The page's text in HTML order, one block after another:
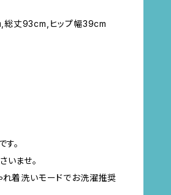
総丈93cm,ヒップ幅39cm
。
いませ。
れ着洗いモードでお洗濯推奨